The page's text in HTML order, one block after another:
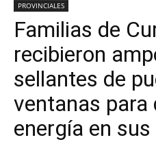
PROVINCIALES
Familias de
recibieron
sellantes de
ventanas para
energía en